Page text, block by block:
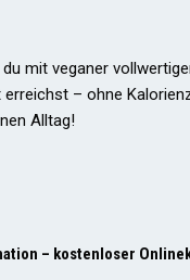
mit veganer
– ohne
Alltag!
– kostenloser